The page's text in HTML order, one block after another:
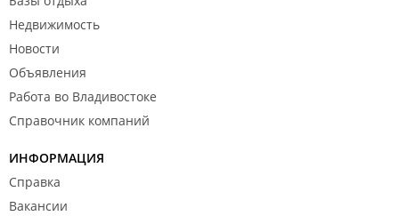
Недвижимость
Новости
Объявления
Работа во Владивостоке
Справочник компаний
ИНФОРМАЦИЯ
Справка
Вакансии